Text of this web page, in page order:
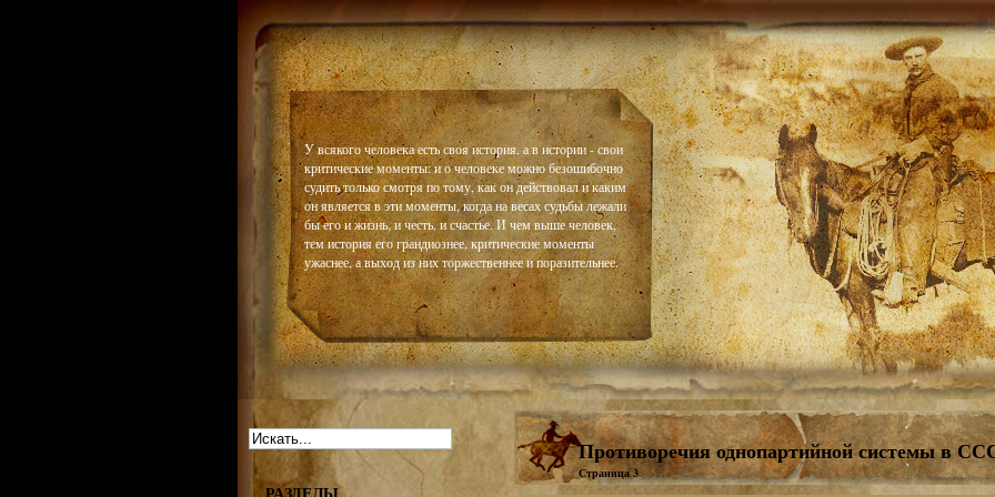
Historiar
У всякого человека есть своя история, а в истории - свои
критические моменты: и о человеке можно безошибочно
судить только смотря по тому, как он действовал и каким
он является в эти моменты, когда на весах судьбы лежали
бы его и жизнь, и честь, и счастье. И чем выше человек,
тем история его грандиознее, критические моменты
ужаснее, а выход из них торжественнее и поразительнее.
Противоречия однопартийной системы в
Страница 3